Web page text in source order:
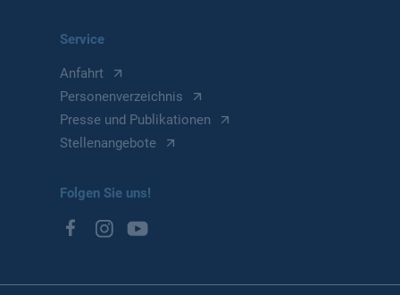
Service
Anfahrt
Personenverzeichnis
Presse und Publikationen
Stellenangebote
Folgen Sie uns!